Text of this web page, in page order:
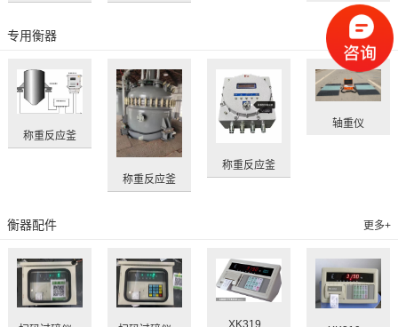
专用衡器 更多+
称重反应釜
称重反应釜
称重反应釜
轴重仪
衡器配件 更多+
XK319...